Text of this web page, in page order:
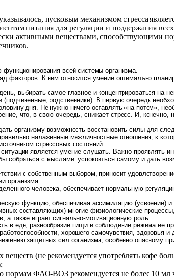
пусковым механизмом стресса
питания для регуляции и поддержания
активными веществами, способствующими
всей системы организма.
факторов. К ним относится умение оптималъно
выбирать самое главное и концентрироваться на
(подчиненные, родственники). В первую очередь
дня. Не нужно ничего оставлять «на потом»,
что, в свою очередь, снижает стресс. И, конечно,
организму возможность восстановить силы для
налаженные межличностные отношения, к
стрессовых состояний.
является умение слушать. Важно проявлять
собраться с мыслями, успокоиться самому и дать
с собственным выбором, приносит
организма.
человека, обеспечивает нормальную
функцию, обеспечивая ассимиляцию (усвоение)
составляющих) многие физиологические
также играет сигнально-мотивационную роль.
в еде, разнообразие пищи и соблюдение режима ее
хорошего самочувствия, здоровья и
защитных сил организма, особенно опасному
(не рекомендуется употреблять кофе
ФАО-ВОЗ рекомендуется не более 10 мл